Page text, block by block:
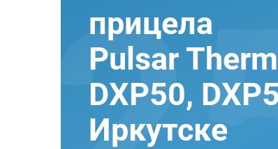
прицела
Pulsar
DXP50,
Иркутске